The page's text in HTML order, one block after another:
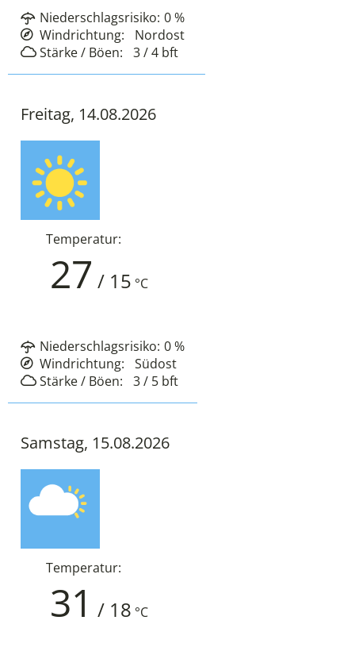
Niederschlagsrisiko: 0%
Stärke / Böen:
3 / 4 bft
Windrichtung: Nordost
Freitag, 14.08.2026
Temperatur:
27 / 15 °C
Niederschlagsrisiko: 0%
Stärke / Böen:
3 / 5 bft
Windrichtung: Südost
Samstag, 15.08.2026
Temperatur:
31 / 18 °C